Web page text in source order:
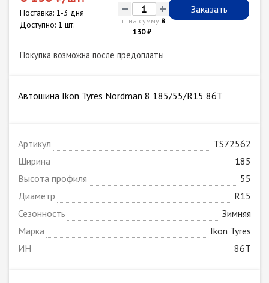
Поставка: 1-3 дня
Доступно: 1 шт.
- +
шт на сумму 8
130 ₽
Заказать
Покупка возможна после предоплаты
Автошина Ikon Tyres Nordman 8 185/55/R15 86T
Артикул
TS72562
Ширина
185
Высота профиля
55
Диаметр
R15
Сезонность
Зимняя
Марка
Ikon Tyres
ИН
86T